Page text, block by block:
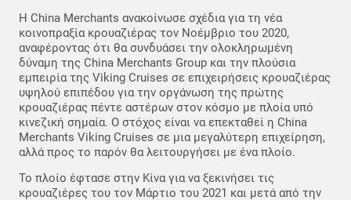
Η China Merchants ανακοίνωσε σχέδια για τη νέα
κοινοπραξία κρουαζιέρας τον Νοέμβριο του 2020,
αναφέροντας ότι θα συνδυάσει την ολοκληρωμένη
δύναμη της China Merchants Group και την πλούσια
εμπειρία της Viking Cruises σε επιχειρήσεις κρουαζιέρας
υψηλού επιπέδου για την οργάνωση της πρώτης
κρουαζιέρας πέντε αστέρων στον κόσμο με πλοία υπό
κινεζική σημαία. Ο στόχος είναι να επεκταθεί η China
Merchants Viking Cruises σε μια μεγαλύτερη επιχείρηση,
αλλά προς το παρόν θα λειτουργήσει με ένα πλοίο.
Το πλοίο έφτασε στην Κίνα για να ξεκινήσει τις
κρουαζιέρες του τον Μάρτιο του 2021 και μετά από την